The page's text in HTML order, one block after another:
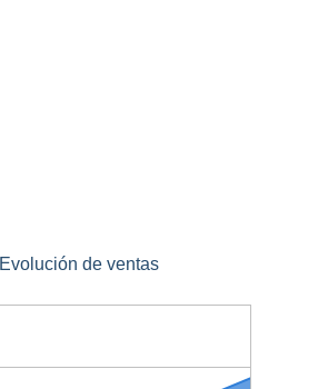
Evolución de ventas